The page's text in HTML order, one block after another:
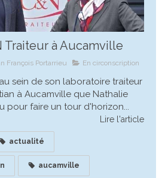
Traiteur à Aucamville
François Portarrieu En circonscription
sein de son laboratoire traiteur
à Aucamville que Nathalie
pour faire un tour d'horizon...
Lire l'article
actualité
aucamville